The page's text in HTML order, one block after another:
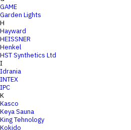
GAME
Garden Lights
H
Hayward
HEISSNER
Henkel
HST Synthetics Ltd
I
Idrania
INTEX
IPC
K
Kasco
Keya Sauna
King Tehnology
Kokido